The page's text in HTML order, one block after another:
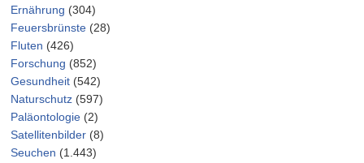
Ernährung (304)
Feuersbrünste (28)
Fluten (426)
Forschung (852)
Gesundheit (542)
Naturschutz (597)
Paläontologie (2)
Satellitenbilder (8)
Seuchen (1.443)